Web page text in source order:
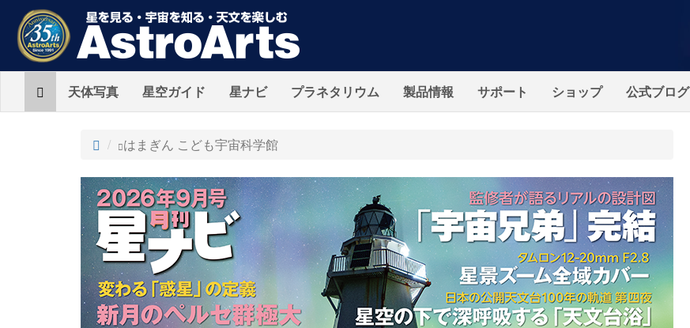
Home天体写真 星空ガイド 星ナビ プラネタリウム 製品情報 サポート ショップ 公式ブログ
ト
プ
はまぎん こども宇宙科学館